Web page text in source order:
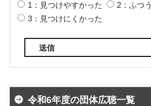
1：見つけやすかった
2：ふつう
3：見つけにくかった
令和6年度の団体広聴一覧